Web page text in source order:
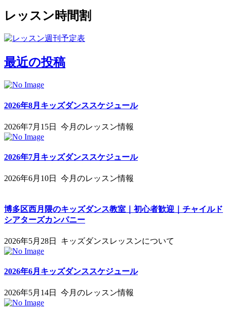
レッスン時間割
最近の投稿
2026年8月キッズダンススケジュール
2026年7月15日 今月のレッスン情報
2026年7月キッズダンススケジュール
2026年6月10日 今月のレッスン情報
博多区西月隈のキッズダンス教室｜初心者歓迎｜チャイルド
シアターズカンパニー
2026年5月28日 キッズダンスレッスンについて
2026年6月キッズダンススケジュール
2026年5月14日 今月のレッスン情報